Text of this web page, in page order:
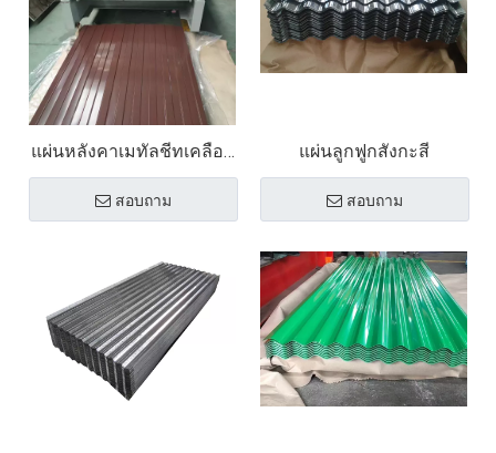
แผ่นหลังคาเมทัลชีทเคลือบ
สี แผ่นเหล็กลูกฟูก
สอบถาม
แผ่นลูกฟูกสังกะสี
สอบถาม